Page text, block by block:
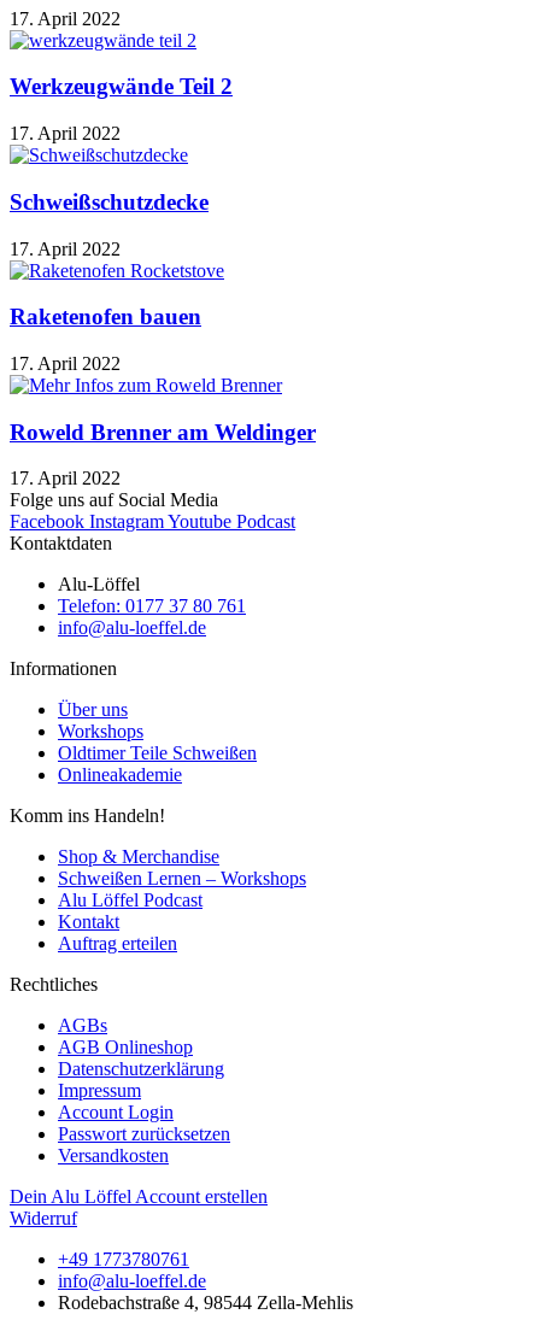
17. April 2022
Werkzeugwände Teil 2
17. April 2022
Schweißschutzdecke
17. April 2022
Raketenofen bauen
17. April 2022
Roweld Brenner am Weldinger
17. April 2022
Folge uns auf Social Media
Facebook InstagramYoutube Podcast
Kontaktdaten
Alu-Löffel
Telefon: 0177 37 80 761
info@alu-loeffel.de
Informationen
Über uns
Workshops
Oldtimer Teile Schweißen
Onlineakademie
Komm ins Handeln!
Shop & Merchandise
Schweißen Lernen – Workshops
Alu Löffel Podcast
Kontakt
Auftrag erteilen
Rechtliches
AGBs
AGB Onlineshop
Datenschutzerklärung
Impressum
Account Login
Passwort zurücksetzen
Versandkosten
Dein Alu Löffel Account erstellen
Widerruf
+49 1773780761
info@alu-loeffel.de
Rodebachstraße 4, 98544 Zella-Mehlis